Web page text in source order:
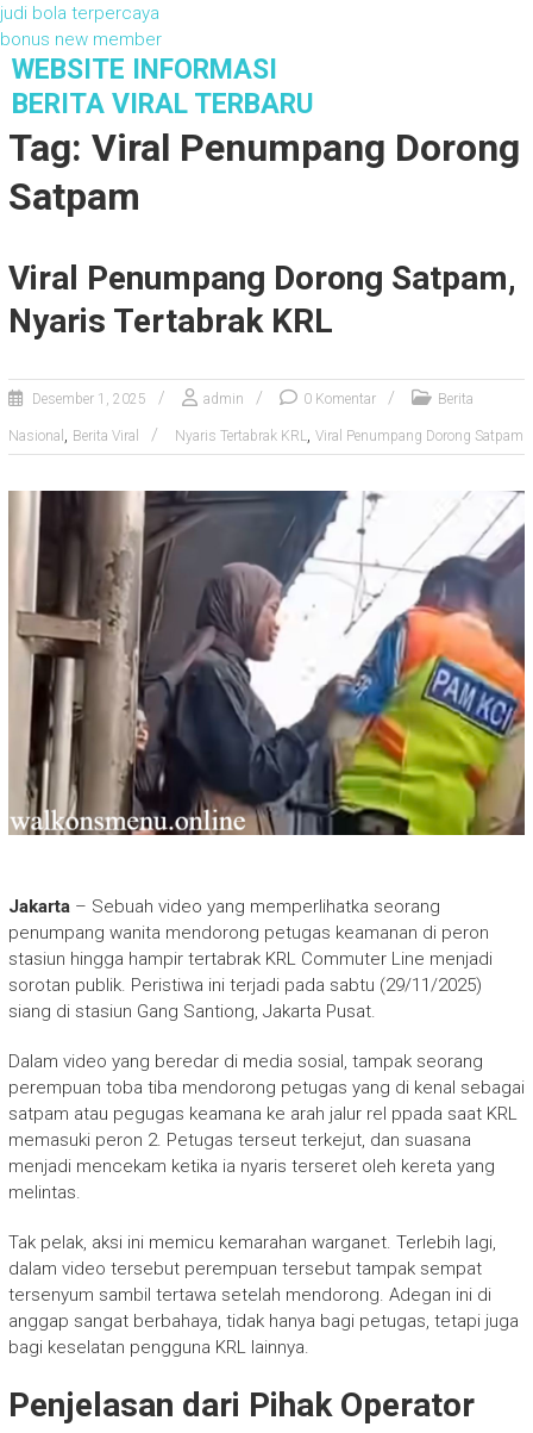
judi bola terpercaya
bonus new member
WEBSITE INFORMASI
BERITA VIRAL TERBARU
Tag: Viral Penumpang Dorong
Satpam
Viral Penumpang Dorong Satpam,
Nyaris Tertabrak KRL
Desember 1, 2025 admin 0 Komentar Berita
Nasional , Berita Viral Nyaris Tertabrak KRL, Viral Penumpang Dorong Satpam
Jakarta– Sebuah video yang memperlihatka seorang
penumpang wanita mendorong petugas keamanan di peron
stasiun hingga hampir tertabrak KRL Commuter Line menjadi
sorotan publik. Peristiwa ini terjadi pada sabtu (29/11/2025)
siang di stasiun Gang Santiong, Jakarta Pusat.
Dalam video yang beredar di media sosial, tampak seorang
perempuan toba tiba mendorong petugas yang di kenal sebagai
satpam atau pegugas keamana ke arah jalur rel ppada saat KRL
memasuki peron 2. Petugas terseut terkejut, dan suasana
menjadi mencekam ketika ia nyaris terseret oleh kereta yang
melintas.
Tak pelak, aksi ini memicu kemarahan warganet. Terlebih lagi,
dalam video tersebut perempuan tersebut tampak sempat
tersenyum sambil tertawa setelah mendorong. Adegan ini di
anggap sangat berbahaya, tidak hanya bagi petugas, tetapi juga
bagi keselatan pengguna KRL lainnya.
Penjelasan dari Pihak Operator